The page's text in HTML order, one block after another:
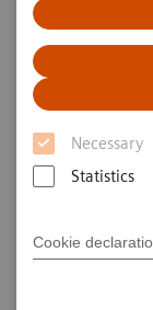
Necessary
Statistics
Cookie
特定医療法
木 達也 様
【装置名】